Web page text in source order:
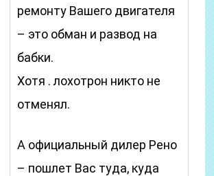
ремонту Вашего двигателя
– это обман и развод на
бабки.
Хотя . лохотрон никто не
отменял.
А официальный дилер Рено
– пошлет Вас туда, куда